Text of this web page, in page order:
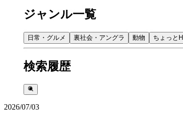
ジャンル一覧
日常・グルメ 裏社会・アングラ 動物 ちょっとH
検索履歴
2026/07/03